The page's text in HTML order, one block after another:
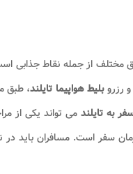
مختلف از جمله نقاط جذابی
و رزروبلیط هواپیما تایلند، طبق
به تایلند می تواند یکی از
سفر است. مسافران باید در